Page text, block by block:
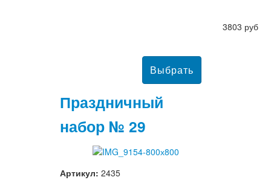
3803 руб
Праздничный
набор № 29
Артикул: 2435